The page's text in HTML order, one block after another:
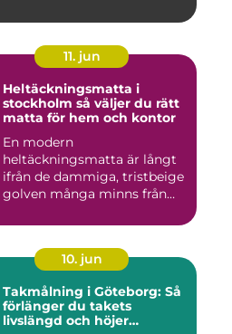
11. jun
Heltäckningsmatta i
stockholm så väljer du rätt
matta för hem och kontor
En modern
heltäckningsmatta är långt
ifrån de dammiga, tristbeige
golven många minns från
10. jun
Takmålning i Göteborg: Så
förlänger du takets
livslängd och höjer